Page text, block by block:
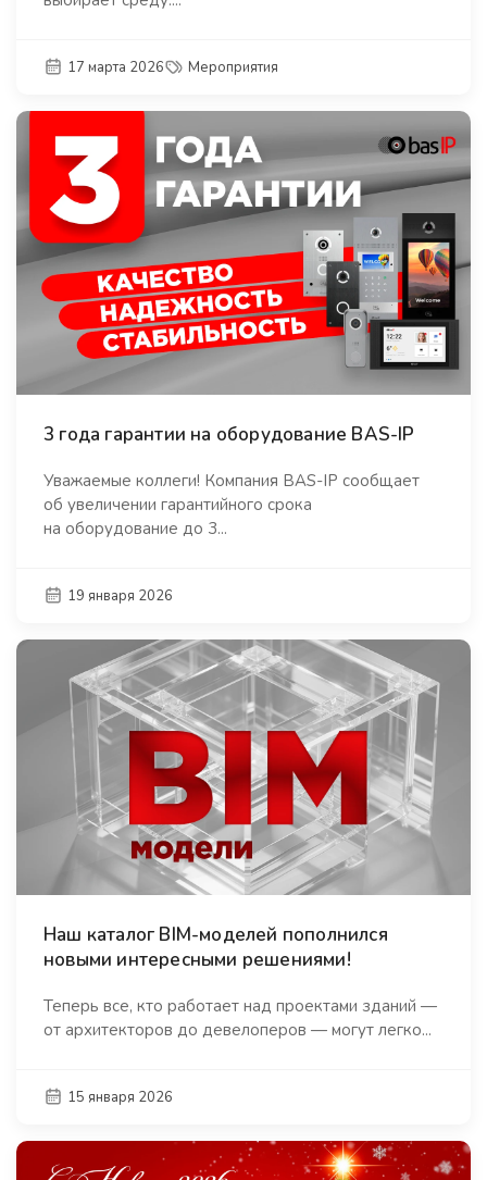
17 марта 2026 Мероприятия
3 года гарантии на оборудование BAS-IP
Уважаемые коллеги! Компания BAS-IP сообщает
об увеличении гарантийного срока
на оборудование до 3...
19 января 2026
Наш каталог BIM-моделей пополнился
новыми интересными решениями!
Теперь все, кто работает над проектами зданий —
от архитекторов до девелоперов — могут легко...
15 января 2026